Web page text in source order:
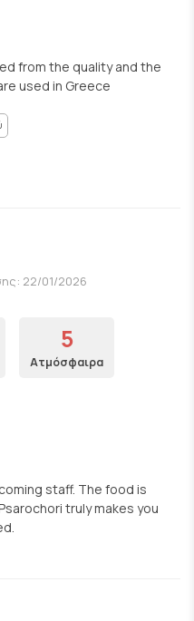
from the quality and the
used in Greece
22/01/2026
5
Ατμόσφαιρα
staff. The food is
truly makes you